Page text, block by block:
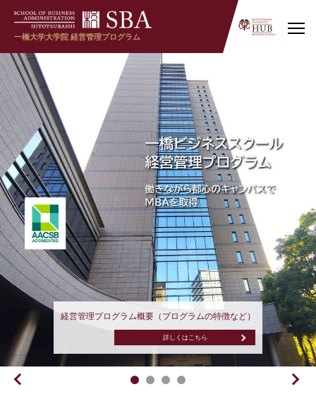
一橋大学大学院 経営管理プログラム
経営管理プログラム概要（プログラムの特徴など）
詳しくはこちら
経営管理プログラムで学べること
詳しくはこちら
ホスピタリティ･マネジメント･プログラムで学べること
詳しくはこちら